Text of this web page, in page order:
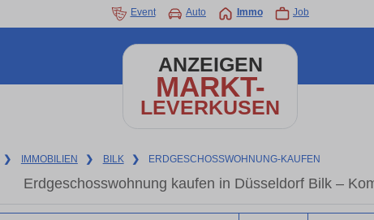
Event Auto Immo Job
ANZEIGEN
MARKT-
LEVERKUSEN
❯ IMMOBILIEN ❯ BILK ❯ ERDGESCHOSSWOHNUNG-KAUFEN
Erdgeschosswohnung kaufen in Düsseldorf Bilk –